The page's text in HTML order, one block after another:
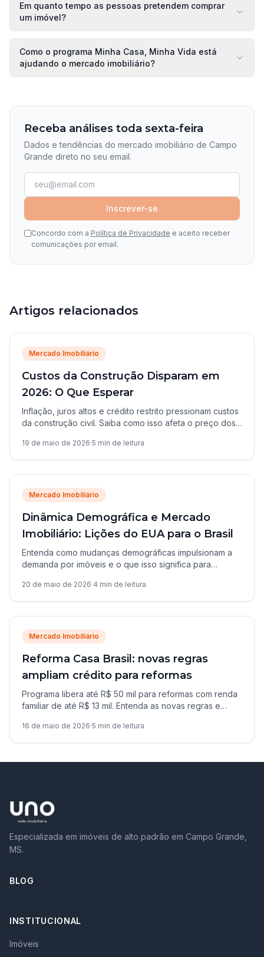
Em quanto tempo as pessoas pretendem comprar
um imóvel?
Como o programa Minha Casa, Minha Vida está
ajudando o mercado imobiliário?
Receba análises toda sexta-feira
Dados e tendências do mercado imobiliário de Campo
Grande direto no seu email.
Inscrever-se
Concordo com a Política de Privacidade e aceito receber
comunicações por email.
Artigos relacionados
Mercado Imobiliário
Custos da Construção Disparam em
2026: O Que Esperar
Inflação, juros altos e crédito restrito pressionam custos
da construção civil. Saiba como isso afeta o preço dos
19 de maio de 2026·5 min de leitura
Mercado Imobiliário
Dinâmica Demográfica e Mercado
Imobiliário: Lições do EUA para o Brasil
Entenda como mudanças demográficas impulsionam a
demanda por imóveis e o que isso significa para
20 de maio de 2026·4 min de leitura
Mercado Imobiliário
Reforma Casa Brasil: novas regras
ampliam crédito para reformas
Programa libera até R$ 50 mil para reformas com renda
familiar de até R$ 13 mil. Entenda as novas regras e
16 de maio de 2026·5 min de leitura
Especializada em imóveis de alto padrão em Campo Grande,
MS.
BLOG
INSTITUCIONAL
Imóveis